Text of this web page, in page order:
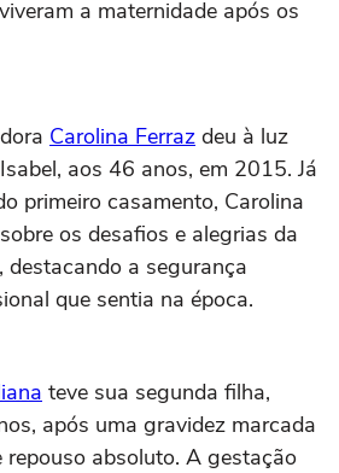
a maternidade após os
Carolina Ferraz deu à luz
aos 46 anos, em 2015. Já
primeiro casamento, Carolina
os desafios e alegrias da
destacando a segurança
que sentia na época.
teve sua segunda filha,
após uma gravidez marcada
repouso absoluto. A gestação